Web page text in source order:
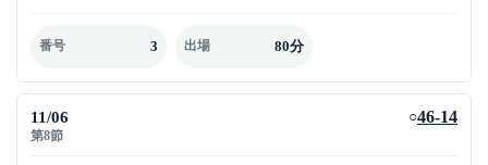
番号 3 出場 80分
11/06
第8節
○46-14